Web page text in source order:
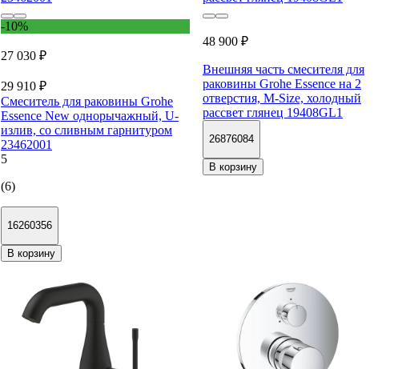
-10%
27 030 ₽
29 910 ₽
Смеситель для раковины Grohe
Essence New однорычажный, U-
излив, со сливным гарнитуром
23462001
5
(6)
16260356
В корзину
48 900 ₽
Внешняя часть смесителя для
раковины Grohe Essence на 2
отверстия, M-Size, холодный
рассвет глянец 19408GL1
26876084
В корзину